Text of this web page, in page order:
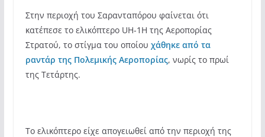
Στην περιοχή του Σαρανταπόρου φαίνεται ότι
κατέπεσε το ελικόπτερο UH-1H της Αεροπορίας
Στρατού, το στίγμα του οποίου χάθηκε από τα
ραντάρ της Πολεμικής Αεροπορίας, νωρίς το πρωί
της Τετάρτης.
Το ελικόπτερο είχε απογειωθεί από την περιοχή της